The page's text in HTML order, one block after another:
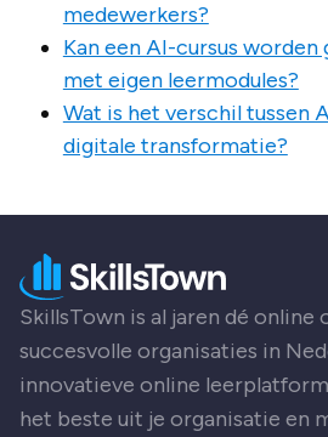
medewerkers?
Kan een AI-cursus
met eigen leermodules?
Wat is het verschil tussen
digitale transformatie?
SkillsTown is al jaren dé online
succesvolle organisaties in
innovatieve online
het beste uit je organisatie en